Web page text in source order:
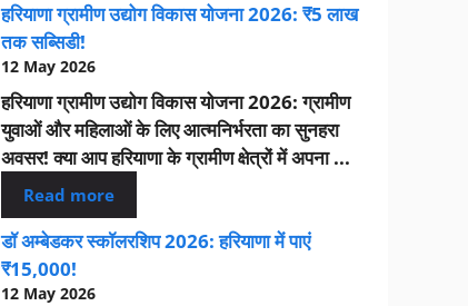
हरियाणा ग्रामीण उद्योग विकास योजना 2026: ₹5 लाख
तक सब्सिडी!
12 May 2026
हरियाणा ग्रामीण उद्योग विकास योजना 2026: ग्रामीण
युवाओं और महिलाओं के लिए आत्मनिर्भरता का सुनहरा
अवसर! क्या आप हरियाणा के ग्रामीण क्षेत्रों में अपना ...
Read more
डॉ अम्बेडकर स्कॉलरशिप 2026: हरियाणा में पाएं
₹15,000!
12 May 2026